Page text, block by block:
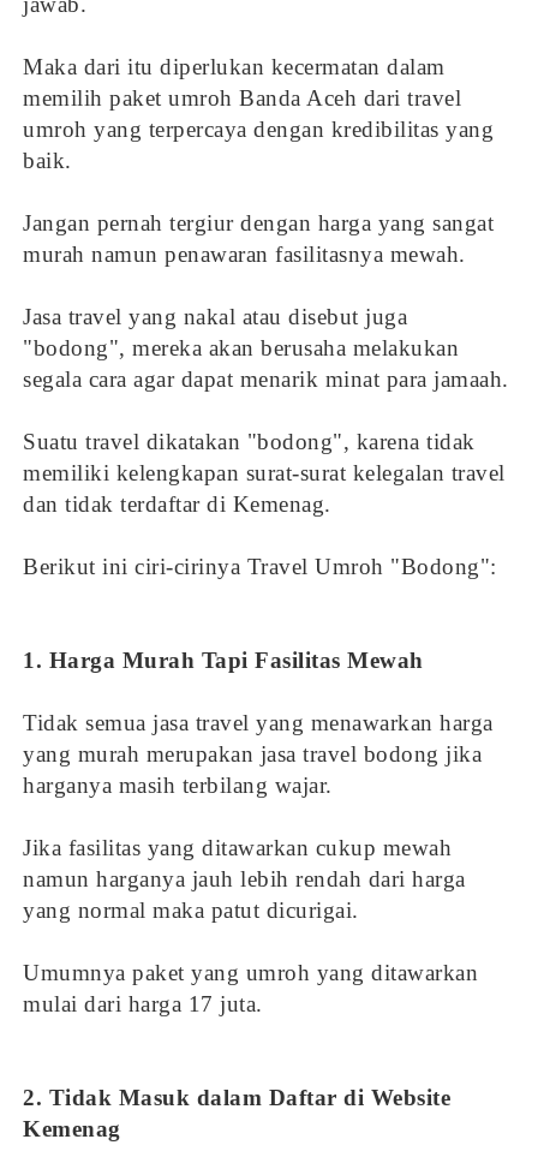
Maka dari itu diperlukan kecermatan dalam
memilih paket umroh Banda Aceh dari travel
umroh yang terpercaya dengan kredibilitas yang
baik.
Jangan pernah tergiur dengan harga yang sangat
murah namun penawaran fasilitasnya mewah.
Jasa travel yang nakal atau disebut juga
"bodong", mereka akan berusaha melakukan
segala cara agar dapat menarik minat para jamaah.
Suatu travel dikatakan "bodong", karena tidak
memiliki kelengkapan surat-surat kelegalan travel
dan tidak terdaftar di Kemenag.
Berikut ini ciri-cirinya Travel Umroh "Bodong":
1. Harga Murah Tapi Fasilitas Mewah
Tidak semua jasa travel yang menawarkan harga
yang murah merupakan jasa travel bodong jika
harganya masih terbilang wajar.
Jika fasilitas yang ditawarkan cukup mewah
namun harganya jauh lebih rendah dari harga
yang normal maka patut dicurigai.
Umumnya paket yang umroh yang ditawarkan
mulai dari harga 17 juta.
2. Tidak Masuk dalam Daftar di Website
Kemenag